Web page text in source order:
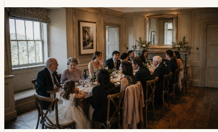
Gäste meist erst zu spät bemerken.